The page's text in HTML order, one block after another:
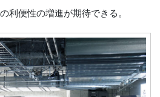
利便性の増進が期待できる。